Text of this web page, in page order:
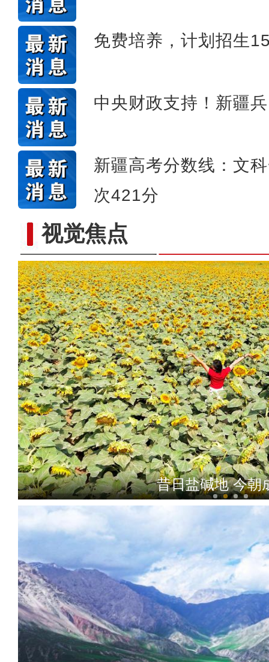
免费培养，计划招生
中央财政支持！新疆
新疆高考分数线：文
次421分
视觉焦点【与你为邻】孟秀丽：架起
昔日盐碱地 今朝